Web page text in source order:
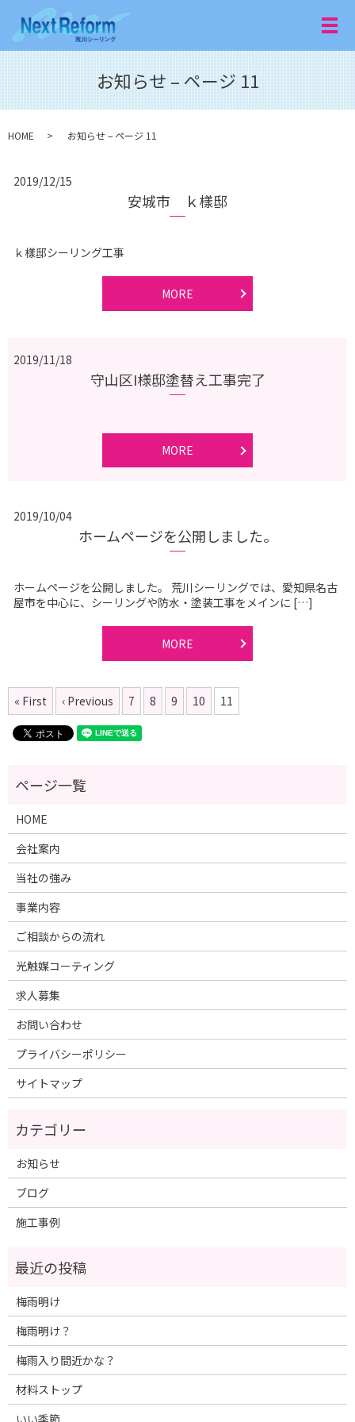
メ
お知らせ – ページ 11
HOME お知らせ – ページ 11
2019/12/15
安城市 ｋ樣邸
ｋ樣邸シーリング工事
MORE
2019/11/18
守山区I様邸塗替え工事完了
MORE
2019/10/04
ホームページを公開しました。
ホームページを公開しました。 荒川シーリングでは、愛知県名古
屋市を中心に、シーリングや防水・塗装工事をメインに […]
MORE
« First ‹ Previous 7 8 9 10 11
HOME
会社案内
当社の強み
事業内容
ご相談からの流れ
光触媒コーティング
求人募集
お問い合わせ
プライバシーポリシー
サイトマップ
お知らせ
ブログ
施工事例
梅雨明け
梅雨明け？
梅雨入り間近かな？
材料ストップ